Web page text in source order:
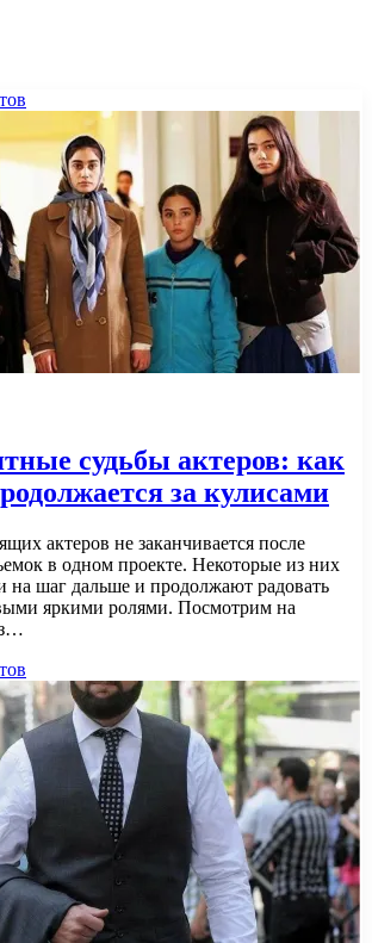
судьбы актеров: как
за кулисами
актеров не заканчивается после
в одном проекте. Некоторые из них
на шаг дальше и продолжают радовать
яркими ролями. Посмотрим на